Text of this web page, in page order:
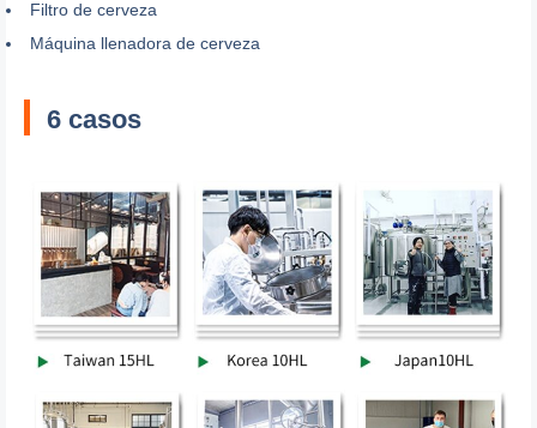
Filtro de cerveza
Máquina llenadora de cerveza
6 casos